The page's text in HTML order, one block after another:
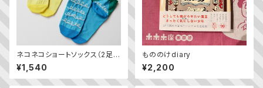
ネコネコショートソックス（2足
組）
¥1,540
もののけdiary
¥2,200